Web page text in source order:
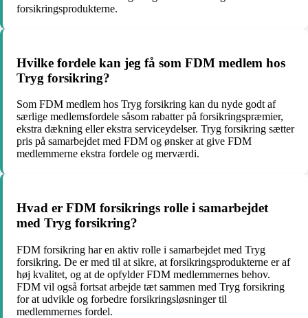
forsikringsprodukterne.
Hvilke fordele kan jeg få som FDM medlem hos
Tryg forsikring?
Som FDM medlem hos Tryg forsikring kan du nyde godt af
særlige medlemsfordele såsom rabatter på forsikringspræmier,
ekstra dækning eller ekstra serviceydelser. Tryg forsikring sætter
pris på samarbejdet med FDM og ønsker at give FDM
medlemmerne ekstra fordele og merværdi.
Hvad er FDM forsikrings rolle i samarbejdet
med Tryg forsikring?
FDM forsikring har en aktiv rolle i samarbejdet med Tryg
forsikring. De er med til at sikre, at forsikringsprodukterne er af
høj kvalitet, og at de opfylder FDM medlemmernes behov.
FDM vil også fortsat arbejde tæt sammen med Tryg forsikring
for at udvikle og forbedre forsikringsløsninger til
medlemmernes fordel.